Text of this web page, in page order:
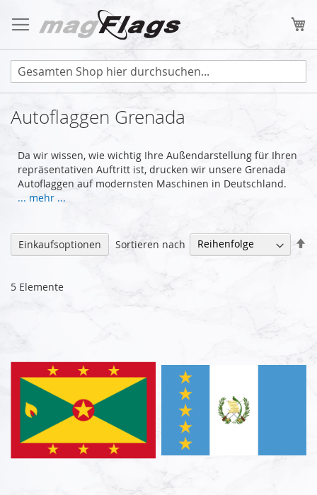
Inhalt
springen
Autoflaggen Grenada
Da wir wissen, wie wichtig Ihre Außendarstellung für Ihren
repräsentativen Auftritt ist, drucken wir unsere Grenada
Autoflaggen auf modernsten Maschinen in Deutschland.
... mehr ...
5 Elemente
Sortieren nach
Einkaufsoptionen